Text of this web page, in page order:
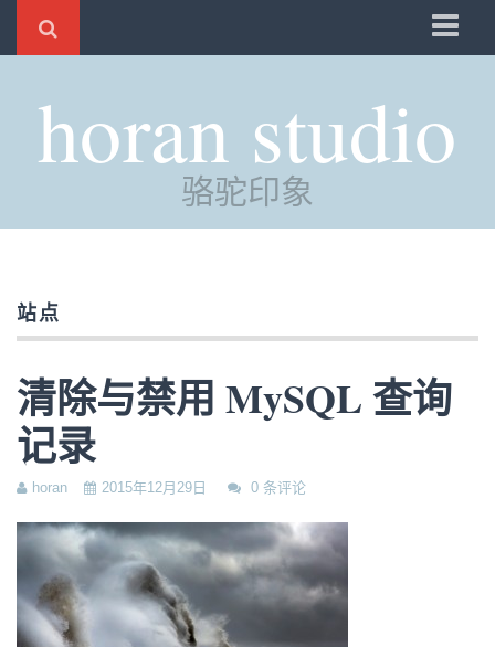
时光
评分
管理
horan studio
骆驼印象
站点
清除与禁用 MySQL 查询
记录
horan 2015年12月29日 0 条评论